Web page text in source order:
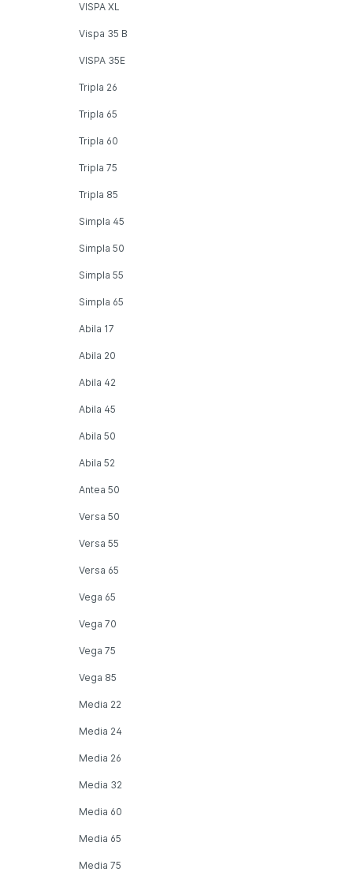
VISPA XL
Vispa 35 B
VISPA 35E
Tripla 26
Tripla 65
Tripla 60
Tripla 75
Tripla 85
Simpla 45
Simpla 50
Simpla 55
Simpla 65
Abila 17
Abila 20
Abila 42
Abila 45
Abila 50
Abila 52
Antea 50
Versa 50
Versa 55
Versa 65
Vega 65
Vega 70
Vega 75
Vega 85
Media 22
Media 24
Media 26
Media 32
Media 60
Media 65
Media 75